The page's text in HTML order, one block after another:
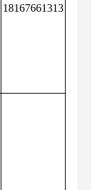
18167661313